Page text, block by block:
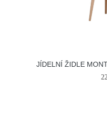
JÍDELNÍ ŽIDLE